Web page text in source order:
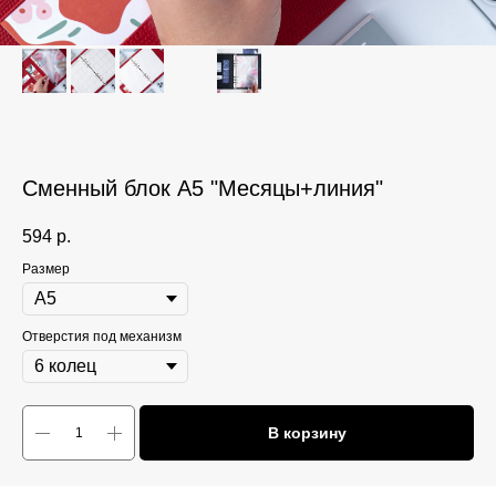
Сменный блок А5 "Месяцы+линия"
594 р.
Размер
Отверстия под механизм
В корзину